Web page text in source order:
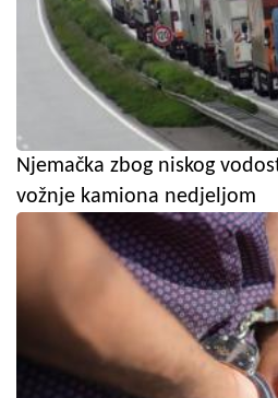
Njemačka zbog niskog
vožnje kamiona nedjeljom